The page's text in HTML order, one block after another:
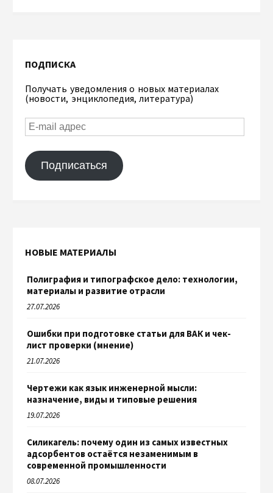
ПОДПИСКА
Получать уведомления о новых материалах
(новости, энциклопедия, литература)
Подписаться
НОВЫЕ МАТЕРИАЛЫ
Полиграфия и типографское дело: технологии,
материалы и развитие отрасли
27.07.2026
Ошибки при подготовке статьи для ВАК и чек-
лист проверки (мнение)
21.07.2026
Чертежи как язык инженерной мысли:
назначение, виды и типовые решения
19.07.2026
Силикагель: почему один из самых известных
адсорбентов остаётся незаменимым в
современной промышленности
08.07.2026